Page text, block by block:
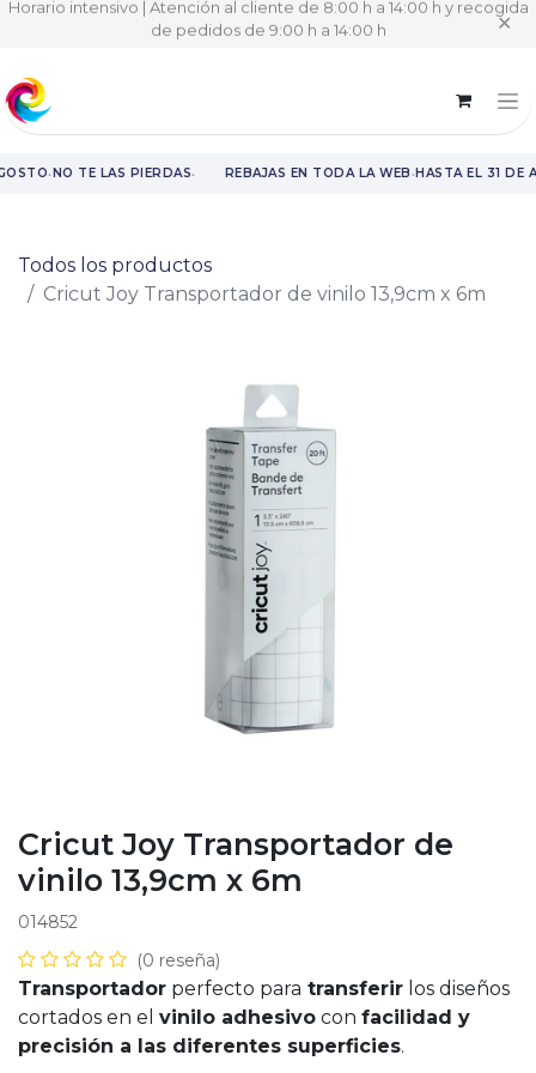
Horario intensivo | Atención al cliente de 8:00 h a 14:00 h y recogida
de pedidos de 9:00 h a 14:00 h ✕
·NO TE LAS PIERDAS· REBAJAS EN TODA LA WEB· HASTA EL 31 DE
Todos los productos
Cricut Joy Transportador de vinilo 13,9cm x 6m
Cricut Joy Transportador de
vinilo 13,9cm x 6m
014852
(0 reseña)
Transportador perfecto para transferir los diseños
cortados en el vinilo adhesivo con facilidad y
precisión a las diferentes superficies.